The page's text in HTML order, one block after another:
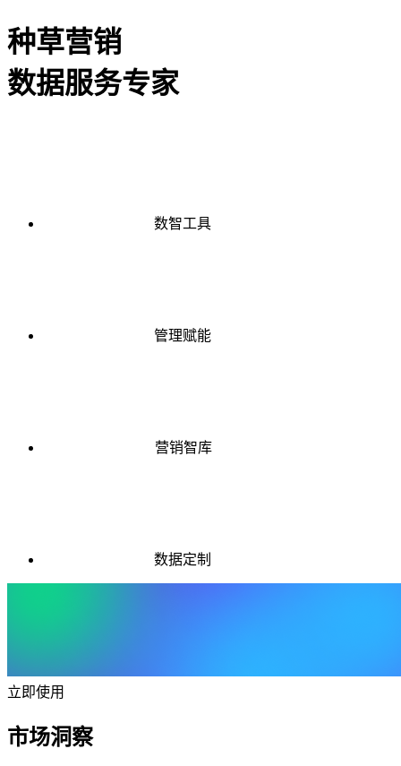
种草营销
数据服务专家
数智工具
管理赋能
营销智库
数据定制
立即使用
市场洞察